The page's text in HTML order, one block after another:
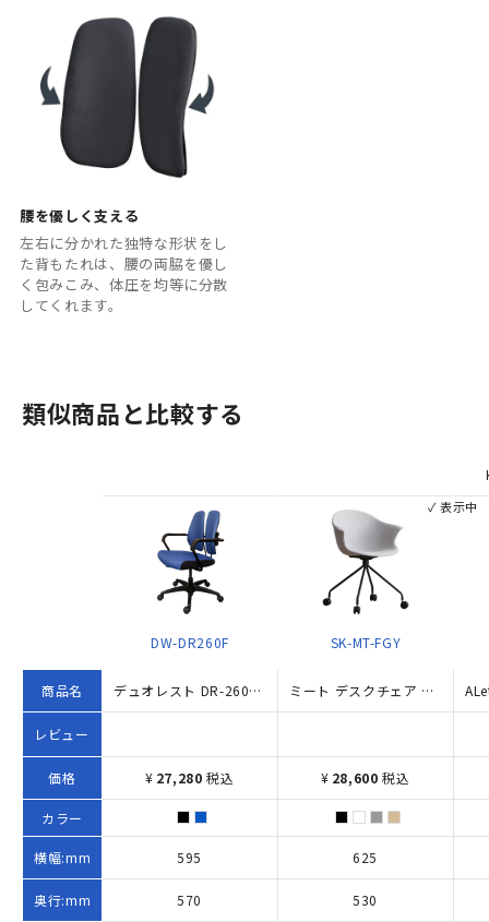
腰を優しく支える
左右に分かれた独特な形状をし
た背もたれは、腰の両脇を優し
く包みこみ、体圧を均等に分散
してくれます。
類似商品と比較する
商品名
レビュー
価格
カラー
横幅:mm
奥行:mm
DW-DR260F
✓ 表示中
デュオレスト DR-260F（W595×D570×H840-950）
¥ 27,280 税込
595
570
SK-MT-FGY
ミート デスクチェア W625×D530×H800 グレー
¥ 28,600 税込
625
530